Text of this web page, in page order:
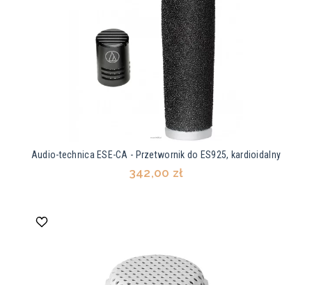
Audio-technica ESE-CA - Przetwornik do ES925, kardioidalny
342,00 zł